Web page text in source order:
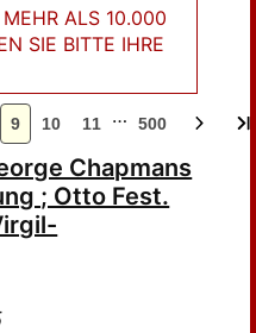
ALS 10.000
SIE BITTE IHRE
9 10 11 … 500
Chapmans
; Otto Fest.